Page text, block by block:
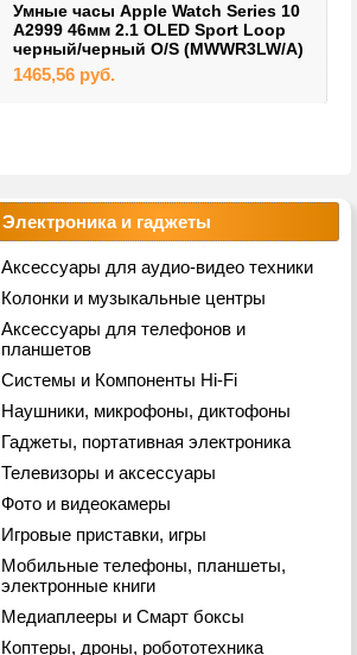
Умные часы Apple Watch Series 10
A2999 46мм 2.1 OLED Sport Loop
черный/черный O/S (MWWR3LW/A)
1465,56 руб.
Электроника и гаджеты
Аксессуары для аудио-видео техники
Колонки и музыкальные центры
Аксессуары для телефонов и
планшетов
Системы и Компоненты Hi-Fi
Наушники, микрофоны, диктофоны
Гаджеты, портативная электроника
Телевизоры и аксессуары
Фото и видеокамеры
Игровые приставки, игры
Мобильные телефоны, планшеты,
электронные книги
Медиаплееры и Смарт боксы
Коптеры, дроны, робототехника